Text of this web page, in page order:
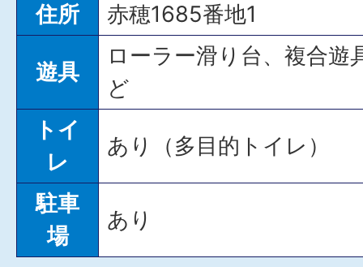
住所 赤穂1685番地1
遊具
ローラー滑り台、複合
ど
トイ
レ
あり（多目的トイレ）
駐車
場
あり